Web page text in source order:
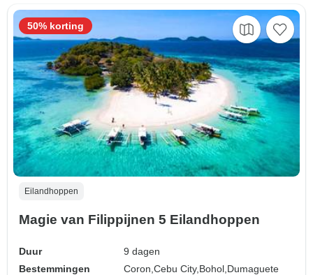
Eilandhoppen
Magie van Filippijnen 5 Eilandhoppen
Duur
9 dagen
Bestemmingen
Coron,Cebu City, Bohol, Dumaguete
50% korting